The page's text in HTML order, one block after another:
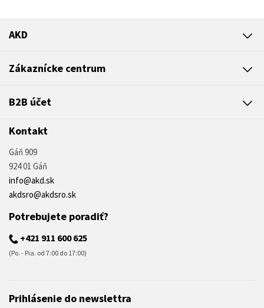
AKD
Zákaznícke centrum
B2B účet
Kontakt
Gáň 909
924 01 Gáň
info@akd.sk
akdsro@akdsro.sk
Potrebujete poradiť?
+421 911 600 625
(Po. - Pia. od 7:00 do 17:00)
Prihlásenie do newslettra